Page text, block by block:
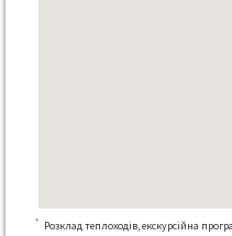
*
Розклад теплоходів, екскурсійна